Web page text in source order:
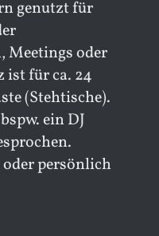
genutzt für
Meetings oder
ist für ca. 24
(Stehtische).
ein DJ
persönlich